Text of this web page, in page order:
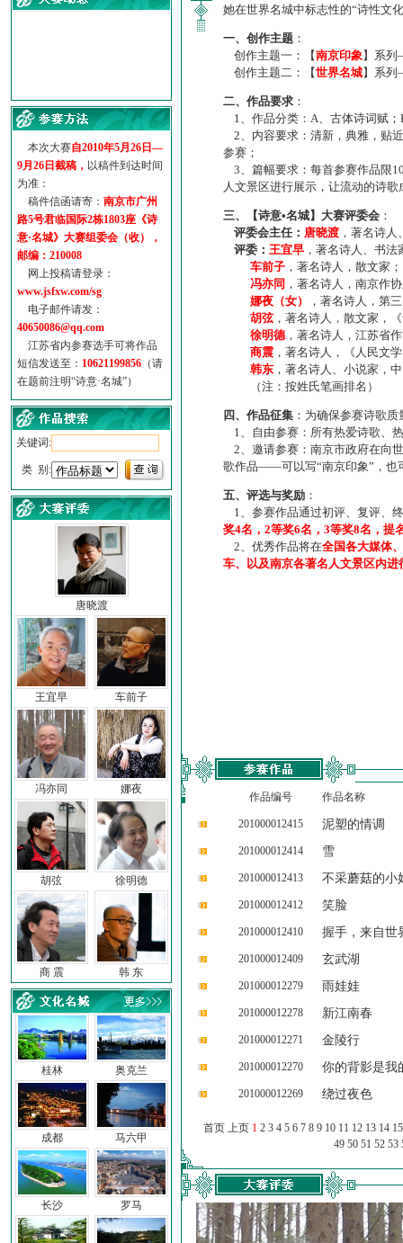
·【诗意·名城】地铁展示作...
诗意名城·地铁时间
地铁完美呈现【诗意·名城...
参赛作品多达5000多首
“诗意·名城”晒诗会
特别通知--致广大诗词爱好...
本次大赛自2010年5月26日—
9月26日截稿， 以稿件到达时间
为准：
稿件信函请寄： 南京市广州
路5号君临国际2栋1803座《诗
意·名城》大赛组委会（收），
邮编：210008
网上投稿请登录：
www.jsfxw.com/sg
电子邮件请发：
40650086@qq.com
江苏省内参赛选手可将作品
短信发送至： 10621199856 （请
在题前注明“诗意·名城”）
关键词:
类 别:
唐晓渡
王宜早 车前子
冯亦同 娜夜
胡弦 徐明德
商 震 韩 东
桂林
成都
长沙
奥克兰
马六甲
罗马
她在世界名城中标志性的“诗性文
一、创作主题 ：
创作主题一：【南京印象】系
创作主题二：【世界名城】系
二、作品要求 ：
1、作品分类：A、古体诗词赋；
2、内容要求：清新，典雅，贴
参赛；
3、篇幅要求：每首参赛作品限
人文景区进行展示，让流动的诗
三、【诗意•名城】大赛评委会 ：
评委会主任： 唐晓渡 ，著名诗
评委： 王宜早 ，著名诗人、书
车前子 ，著名诗人，散文家；
冯亦同 ，著名诗人，南京作
娜夜（女）
，著名诗人，第
胡弦，著名诗人，散文家，
徐明德，著名诗人，江苏省
商震 ，著名诗人，《人民文
韩东 ，著名诗人、小说家，
（注：按姓氏笔画排名）
四、作品征集 ：为确保参赛诗歌
1、自由参赛：所有热爱诗歌、
2、邀请参赛：南京市政府在向
歌作品——可以写“南京印象”，也
五、评选与奖励 ：
1、参赛作品通过初评、复评、
奖4名，2等奖6名，3等奖8名，提
2、优秀作品将在全国各大媒体
车、以及南京各著名人文景区内进
作品编号 作品名称
201000012415 泥塑的情调
201000012414 雪
201000012413 不采蘑菇的小
201000012412 笑脸
201000012410 握手，来自世
201000012409 玄武湖
201000012279 雨娃娃
201000012278 新江南春
201000012271 金陵行
201000012270 你的背影是我
201000012269 绕过夜色
首页 上页 1 2 3 4 5 6 7 8 9 10 11 12 13 14 15
49 50 51 52 53